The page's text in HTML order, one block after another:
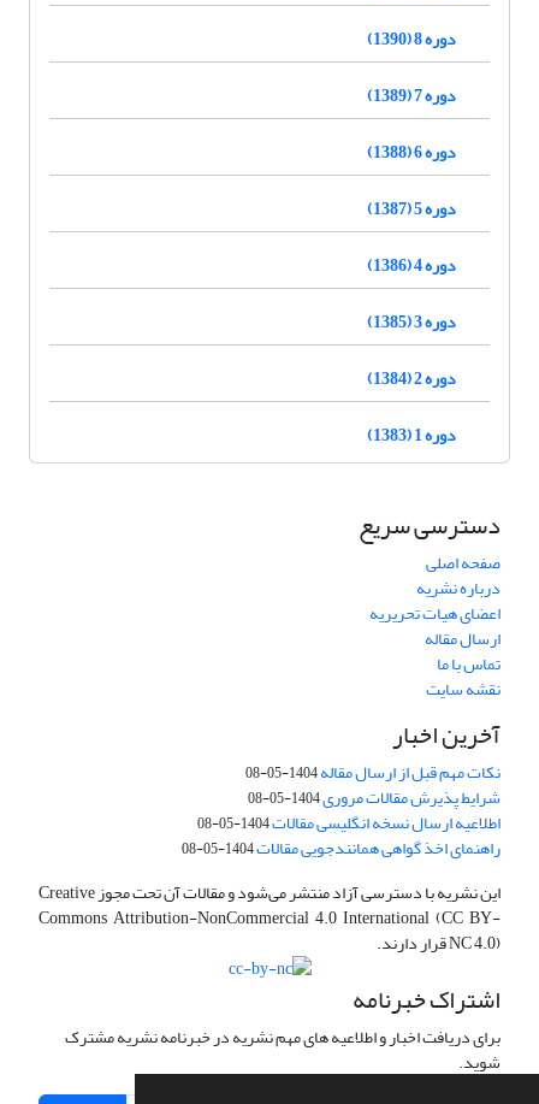
دوره 8 (1390)
دوره 7 (1389)
دوره 6 (1388)
دوره 5 (1387)
دوره 4 (1386)
دوره 3 (1385)
دوره 2 (1384)
دوره 1 (1383)
دسترسی سریع
صفحه اصلی
درباره نشریه
اعضای هیات تحریریه
ارسال مقاله
تماس با ما
نقشه سایت
آخرین اخبار
نکات مهم قبل از ارسال مقاله1404-05-08
شرایط پذیرش مقالات مروری1404-05-08
اطلاعیه ارسال نسخه انگلیسی مقالات1404-05-08
راهنمای اخذ گواهی همانندجویی مقالات1404-05-08
این نشریه با دسترسی آزاد منتشر می‌شود و مقالات آن تحت مجوز Creative
Commons Attribution-NonCommercial 4.0 International (CC BY-
NC 4.0) قرار دارند.
اشتراک خبرنامه
برای دریافت اخبار و اطلاعیه های مهم نشریه در خبرنامه نشریه مشترک
شوید.